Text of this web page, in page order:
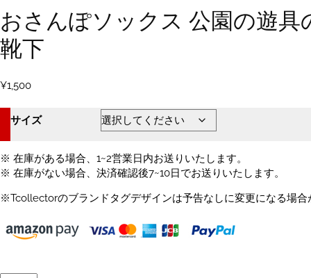
おさんぽソックス 公園の遊
靴下
¥1,500
サイズ
※ 在庫がある場合、1~2営業日内お送りいたします。
※ 在庫がない場合、決済確認後7~10日でお送りいたします。
※Tcollectorのブランドタグデザインは予告なしに変更になる場合